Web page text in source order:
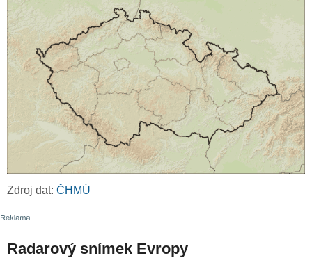
Zdroj dat: ČHMÚ
Radarový snímek Evropy